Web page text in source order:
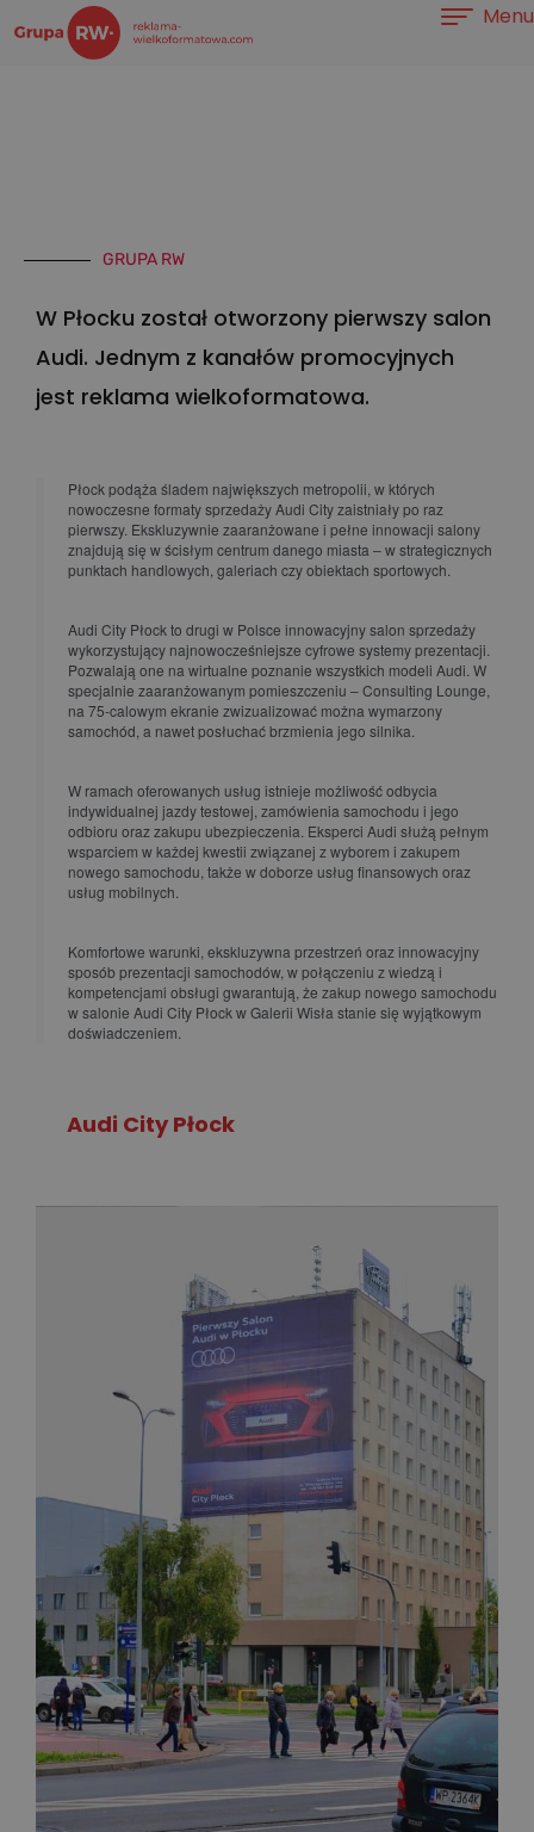
do
Menu
GRUPA RW
W Płocku został otworzony pierwszy salon
Audi. Jednym z kanałów promocyjnych
jest reklama wielkoformatowa.
Płock podąża śladem największych metropolii, w których
nowoczesne formaty sprzedaży Audi City zaistniały po raz
pierwszy. Ekskluzywnie zaaranżowane i pełne innowacji salony
znajdują się w ścisłym centrum danego miasta – w strategicznych
punktach handlowych, galeriach czy obiektach sportowych.
Audi City Płock to drugi w Polsce innowacyjny salon sprzedaży
wykorzystujący najnowocześniejsze cyfrowe systemy prezentacji.
Pozwalają one na wirtualne poznanie wszystkich modeli Audi. W
specjalnie zaaranżowanym pomieszczeniu – Consulting Lounge,
na 75-calowym ekranie zwizualizować można wymarzony
samochód, a nawet posłuchać brzmienia jego silnika.
W ramach oferowanych usług istnieje możliwość odbycia
indywidualnej jazdy testowej, zamówienia samochodu i jego
odbioru oraz zakupu ubezpieczenia. Eksperci Audi służą pełnym
wsparciem w każdej kwestii związanej z wyborem i zakupem
nowego samochodu, także w doborze usług finansowych oraz
usług mobilnych.
Komfortowe warunki, ekskluzywna przestrzeń oraz innowacyjny
sposób prezentacji samochodów, w połączeniu z wiedzą i
kompetencjami obsługi gwarantują, że zakup nowego samochodu
w salonie Audi City Płock w Galerii Wisła stanie się wyjątkowym
doświadczeniem.
Audi City Płock